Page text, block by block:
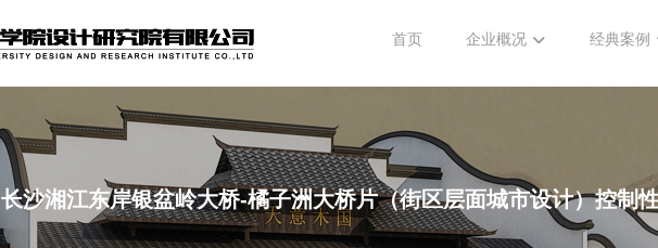
首页 企业概况 经典案例
长沙湘江东岸银盆岭大桥-橘子洲大桥片（街区层面城市设计）控制